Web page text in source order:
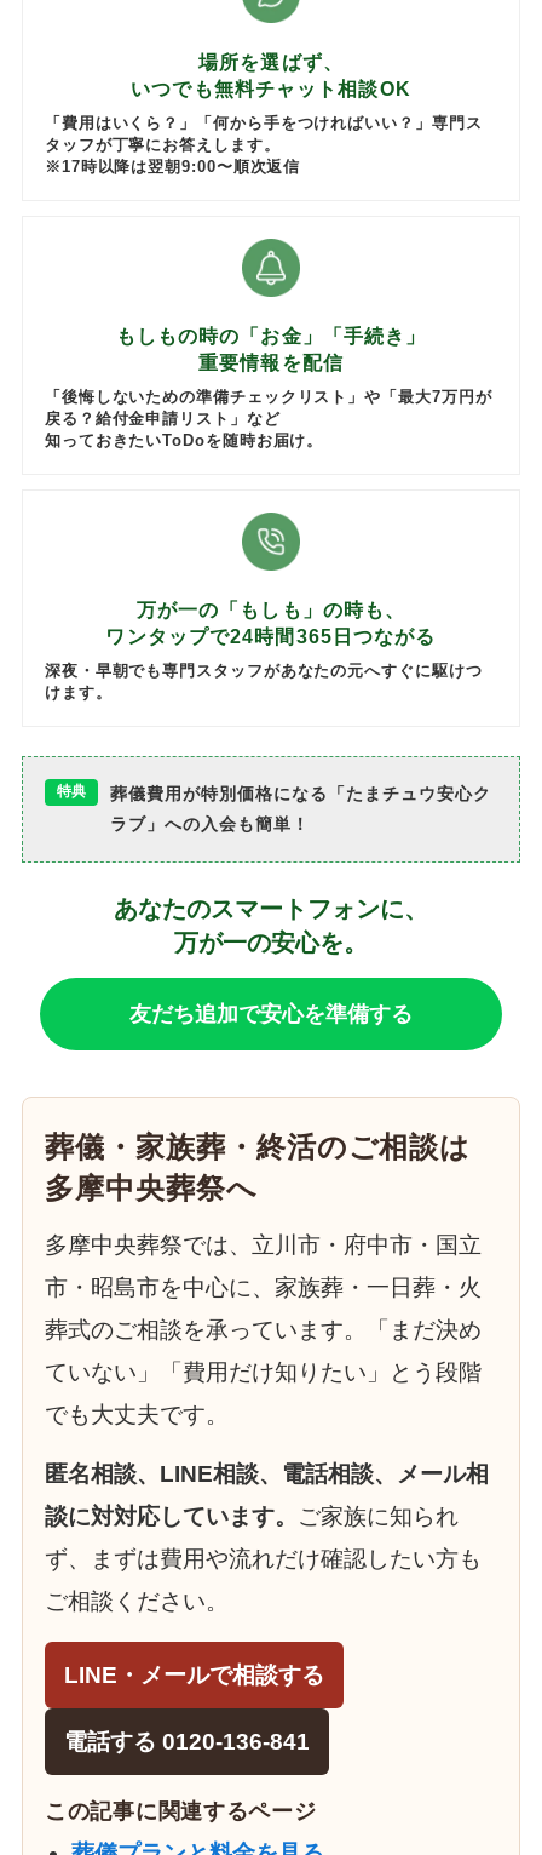
場所を選ばず、
いつでも無料チャット相談OK
「費用はいくら？」「何から手をつければいい？」専門ス
タッフが丁寧にお答えします。
※17時以降は翌朝9:00〜順次返信
もしもの時の「お金」「手続き」
重要情報を配信
「後悔しないための準備チェックリスト」や「最大7万円が
戻る？給付金申請リスト」など
知っておきたいToDoを随時お届け。
万が一の「もしも」の時も、
ワンタップで24時間365日つながる
深夜・早朝でも専門スタッフがあなたの元へすぐに駆けつ
けます。
特典
葬儀費用が特別価格になる「たまチュウ安心ク
ラブ」への入会も簡単！
あなたのスマートフォンに、
万が一の安心を。
友だち追加で安心を準備する
葬儀・家族葬・終活のご相談は
多摩中央葬祭へ
多摩中央葬祭では、立川市・府中市・国立
市・昭島市を中心に、家族葬・一日葬・火
葬式のご相談を承っています。「まだ決め
ていない」「費用だけ知りたい」とう段階
でも大丈夫です。
匿名相談、LINE相談、電話相談、メール相
談に対対応しています。 ご家族に知られ
ず、まずは費用や流れだけ確認したい方も
ご相談ください。
LINE・メールで相談する
電話する 0120-136-841
この記事に関連するページ